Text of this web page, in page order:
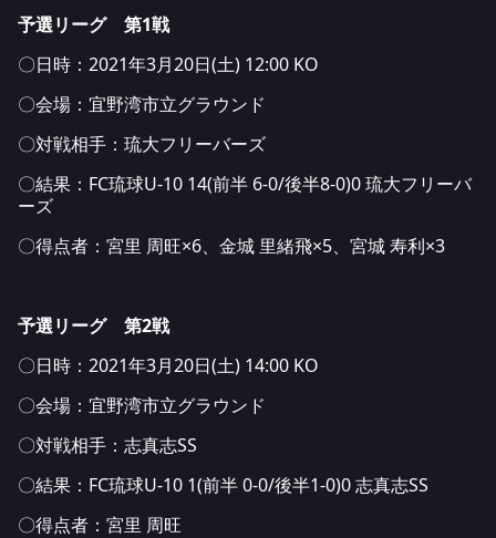
予選リーグ 第1戦
〇日時：2021年3月20日(土) 12:00 KO
〇会場：宜野湾市立グラウンド
〇対戦相手：琉大フリーバーズ
〇結果：FC琉球U-10 14(前半 6-0/後半8-0)0 琉大フリーバ
ーズ
〇得点者：宮里 周旺×6、金城 里緒飛×5、宮城 寿利×3
予選リーグ 第2戦
〇日時：2021年3月20日(土) 14:00 KO
〇会場：宜野湾市立グラウンド
〇対戦相手：志真志SS
〇結果：FC琉球U-10 1(前半 0-0/後半1-0)0 志真志SS
〇得点者：宮里 周旺